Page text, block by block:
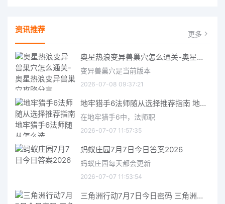
资讯推荐 更多
奥星热浪变异兽巢穴怎么通关-奥星热浪变异兽巢穴攻略分享
变异兽巢穴是当前版本
2026-07-08 09:37:21
地牢猎手6法师随从选择推荐指南 地牢猎手6法师随从怎么选
在地牢猎手6中，法师职
2026-07-07 11:57:35
蚂蚁庄园7月7日今日答案2026
蚂蚁庄园每天都会更新
2026-07-07 11:53:54
三角洲行动7月7日今日密码 三角洲行动2026年7月7今日摩斯密码分享